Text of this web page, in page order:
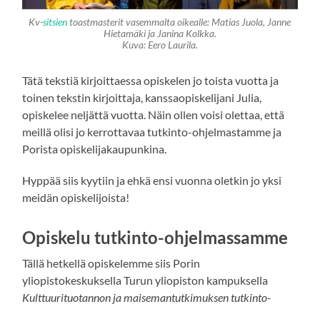
Kv-sitsientoastmasterit vasemmalta oikealle: Matias Juola, Janne
Hietamäki ja Janina Kolkka.
Kuva: Eero Laurila.
Tätä tekstiä kirjoittaessa opiskelen jo toista vuotta ja
toinen tekstin kirjoittaja, kanssaopiskelijani Julia,
opiskelee neljättä vuotta. Näin ollen voisi olettaa, että
meillä olisi jo kerrottavaa tutkinto-ohjelmastamme ja
Porista opiskelijakaupunkina.
Hyppää siis kyytiin ja ehkä ensi vuonna oletkin jo yksi
meidän opiskelijoista!
Opiskelu tutkinto-ohjelmassamme
Tällä hetkellä opiskelemme siis Porin
yliopistokeskuksella Turun yliopiston kampuksella
Kulttuurituotannon ja maisemantutkimuksen tutkinto-